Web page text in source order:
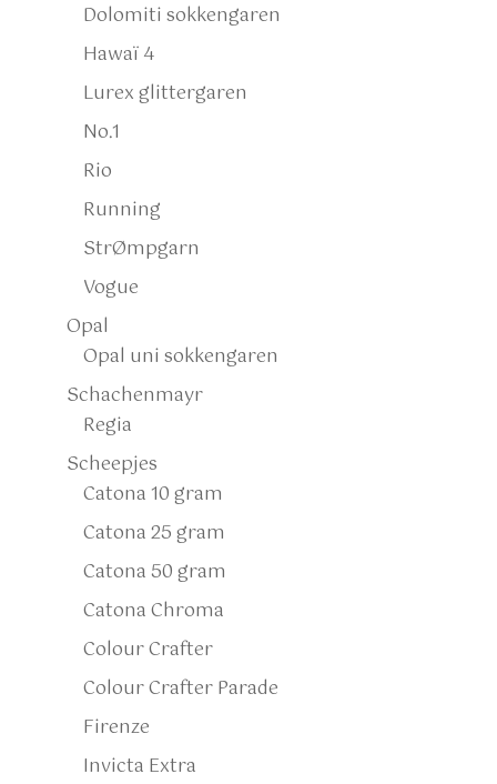
Dolomiti sokkengaren
Hawaï 4
Lurex glittergaren
No.1
Rio
Running
StrØmpgarn
Vogue
Opal
Opal uni sokkengaren
Schachenmayr
Regia
Scheepjes
Catona 10 gram
Catona 25 gram
Catona 50 gram
Catona Chroma
Colour Crafter
Colour Crafter Parade
Firenze
Invicta Extra